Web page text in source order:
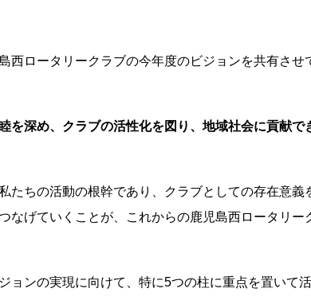
西ロータリークラブの今年度のビジョンを共有させ
を深め、クラブの活性化を図り、地域社会に貢献で
たちの活動の根幹であり、クラブとしての存在意
なげていくことが、これからの鹿児島西ロータリー
ョンの実現に向けて、特に5つの柱に重点を置いて